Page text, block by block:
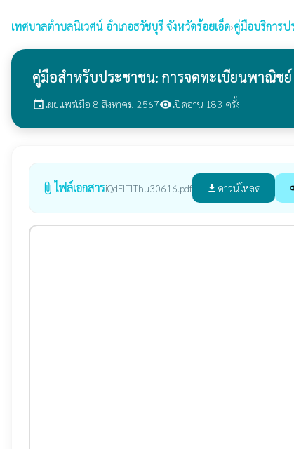
เทศบาลตำบลนิเวศน์ อำเภอธวัชบุรี จังหวัดร้อยเอ็ด›คู่มือบริการป
คู่มือสำหรับประชาชน: การจดทะเบียนพาณิช
eventเผยแพร่เมื่อ 8 สิงหาคม 2567visibilityเปิดอ่าน 183 ครั้ง
attach_file ไฟล์เอกสารiQdElTlThu30616.pdf file_download ดาวน์โหลด